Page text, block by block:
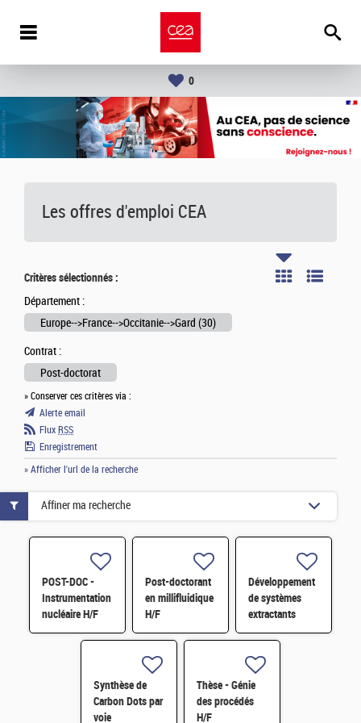
0
Les offres d'emploi CEA
Critères sélectionnés :
Département :
Europe-->France-->Occitanie-->Gard (30)
Contrat :
Post-doctorat
» Conserver ces critères via :
Alerte email
Flux RSS
Enregistrement
» Afficher l'url de la recherche
POST-DOC -
Instrumentation
nucléaire H/F
Post-doctorant
en millifluidique
H/F
Développement
de systèmes
extractants
avancés pour
l'amélioration de
la sélectivité de
l'uranium H/F
Synthèse de
Carbon Dots par
voie
Thèse - Génie
des procédés
H/F
Affiner ma recherche